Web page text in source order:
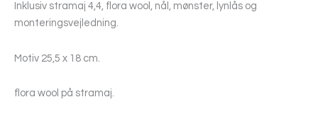
Inklusiv stramaj 4,4, flora wool, nål, mønster, lynlås og
monteringsvejledning.
Motiv 25,5 x 18 cm.
flora wool på stramaj.